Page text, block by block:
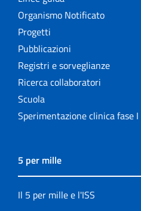
Organismo Notificato
Progetti
Pubblicazioni
Registri e sorveglianze
Ricerca collaboratori
Scuola
Sperimentazione clinica fase I
5 per mille
Il 5 per mille e l'ISS